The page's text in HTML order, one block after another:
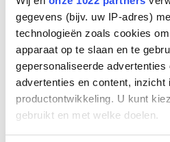
gegevens (bijv. uw IP-adres)
technologieën zoals cookies
apparaat op te slaan en te
gepersonaliseerde
advertenties en content, inzicht
productontwikkeling. U kunt
gebruikt en met welke doelen.